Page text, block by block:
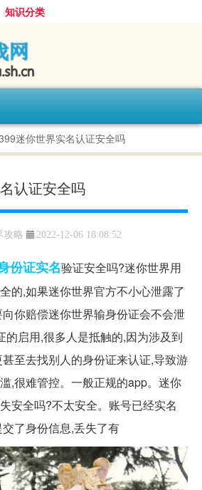
知识分类
迷你世界实名认证安全吗
认证安全吗
攻略 2022-12-06 18:08:52
份证实名验证安全吗?迷你世界用
的,如果迷你世界官方不小心泄露了
你赔偿迷你世界输身份证会不会泄
的启用,很多人是抵触的,因为涉及到
至去找别人的身份证来认证,导致游
,很难管控。一般正规的app。迷你
安全吗?不太安全。账号已经实名
了身份信息,丢失了有